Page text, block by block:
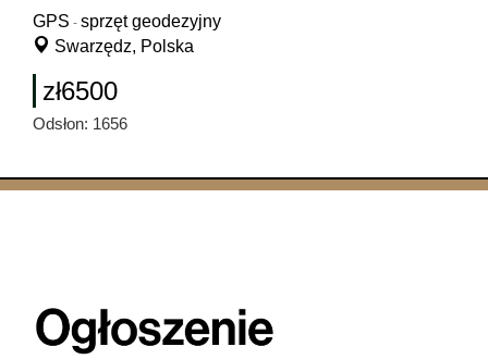
GPS - sprzęt geodezyjny
Swarzędz, Polska
zł6500
Odsłon: 1656